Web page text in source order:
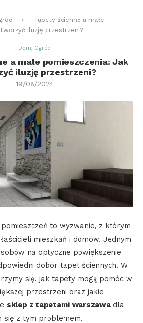
Tapety ścienne a małe
iluzję przestrzeni?
Dom, Ogród
a małe pomieszczenia: Jak
iluzję przestrzeni?
19/08/2024
pomieszczeń to wyzwanie, z którym
mieszkań i domów. Jednym
na optyczne powiększenie
dobór tapet ściennych. W
się, jak tapety mogą pomóc w
przestrzeni oraz jakie
sklep z tapetami Warszawa dla
się z tym problemem.